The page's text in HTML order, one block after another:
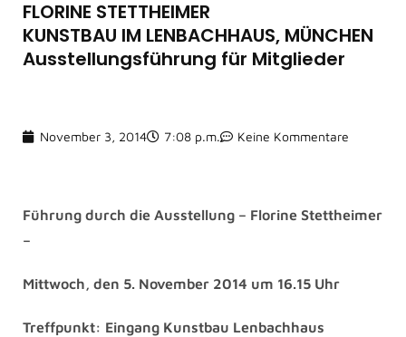
FLORINE STETTHEIMER
KUNSTBAU IM LENBACHHAUS, MÜNCHEN
Ausstellungsführung für Mitglieder
November 3, 2014 7:08 p.m. Keine Kommentare
Führung durch die Ausstellung – Florine Stettheimer
–
Mittwoch, den 5. November 2014 um 16.15 Uhr
Treffpunkt: Eingang Kunstbau Lenbachhaus